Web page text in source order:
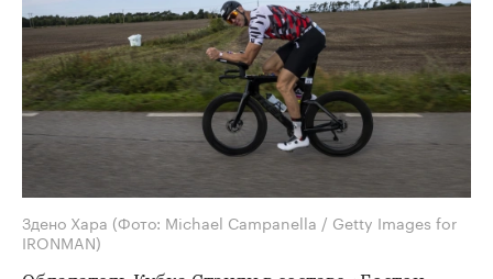
Здено Хара (Фото: Michael Campanella / Getty Images for
IRONMAN)